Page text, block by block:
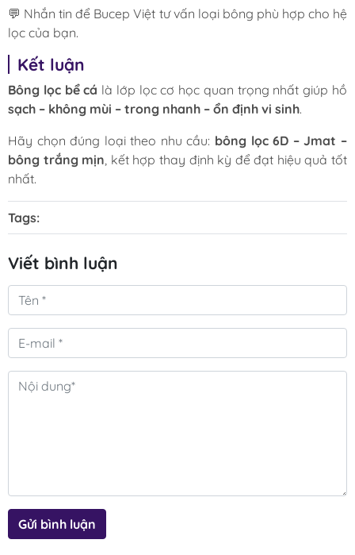
💬 Nhắn tin để Bucep Việt tư vấn loại bông phù hợp cho hệ
lọc của bạn.
Kết luận
Bông lọc bể cá là lớp lọc cơ học quan trọng nhất giúp hồ
sạch – không mùi – trong nhanh – ổn định vi sinh.
Hãy chọn đúng loại theo nhu cầu: bông lọc 6D – Jmat –
bông trắng mịn, kết hợp thay định kỳ để đạt hiệu quả tốt
nhất.
Tags:
Viết bình luận
Gửi bình luận